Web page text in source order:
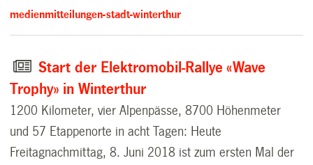
medienmitteilungen-stadt-winterthur
Start der Elektromobil-Rallye «Wave
Trophy» in Winterthur
1200 Kilometer, vier Alpenpässe, 8700 Höhenmeter
und 57 Etappenorte in acht Tagen: Heute
Freitagnachmittag, 8. Juni 2018 ist zum ersten Mal der